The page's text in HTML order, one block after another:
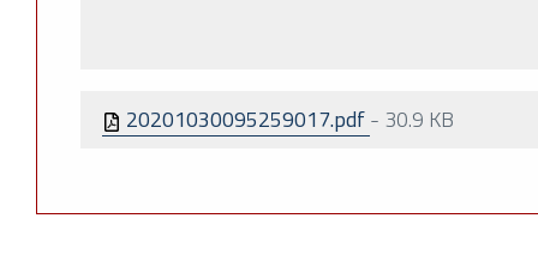
20201030095259017.pdf- 30.9 KB